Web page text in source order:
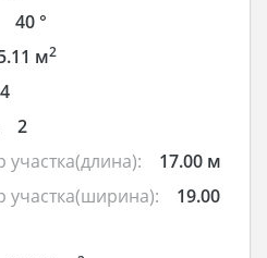
40 °
м2
4
2
17.00 м
19.00